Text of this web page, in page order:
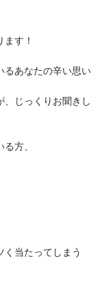
す！
るあなたの辛い思い
じっくりお聞きし
方、
く当たってしまう